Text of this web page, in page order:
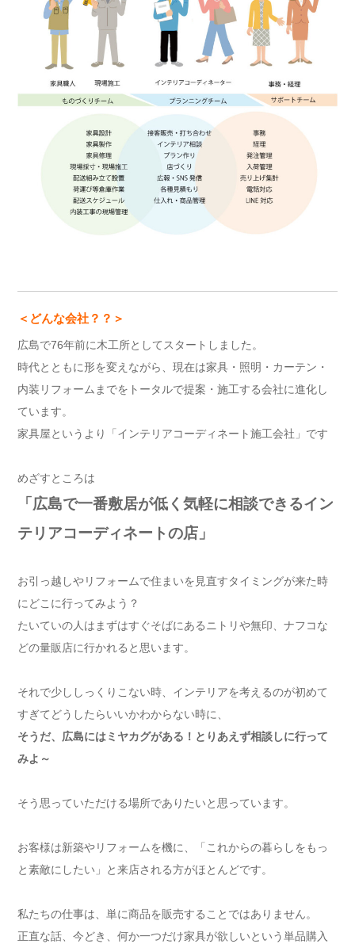
＜どんな会社？？＞
広島で76年前に木工所としてスタートしました。
時代とともに形を変えながら、現在は家具・照明・カーテン・
内装リフォームまでをトータルで提案・施工する会社に進化し
ています。
家具屋というより「インテリアコーディネート施工会社」です
めざすところは
「広島で一番敷居が低く気軽に相談できるイン
テリアコーディネートの店」
お引っ越しやリフォームで住まいを見直すタイミングが来た時
にどこに行ってみよう？
たいていの人はまずはすぐそばにあるニトリや無印、ナフコな
どの量販店に行かれると思います。
それで少ししっくりこない時、インテリアを考えるのが初めて
すぎてどうしたらいいかわからない時に、
そうだ、広島にはミヤカグがある！とりあえず相談しに行って
みよ～
そう思っていただける場所でありたいと思っています。
お客様は新築やリフォームを機に、「これからの暮らしをもっ
と素敵にしたい」と来店される方がほとんどです。
私たちの仕事は、単に商品を販売することではありません。
正直な話、今どき、何か一つだけ家具が欲しいという単品購入